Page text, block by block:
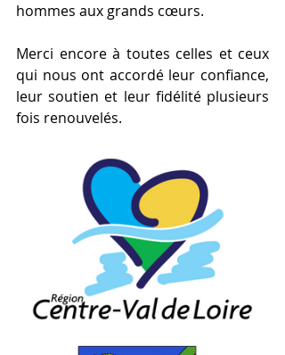
hommes aux grands cœurs.
Merci encore à toutes celles et ceux
qui nous ont accordé leur confiance,
leur soutien et leur fidélité plusieurs
fois renouvelés.